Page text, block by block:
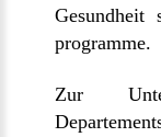
Gesundheit
programme.
Zur